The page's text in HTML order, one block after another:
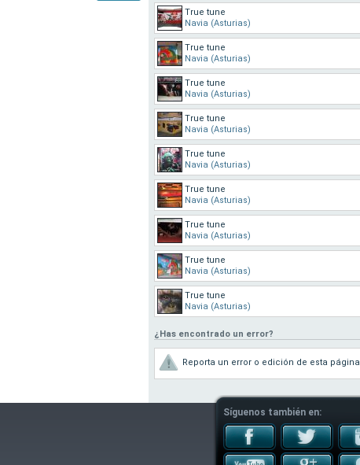
True tune
Navia (Asturias)
True tune
Navia (Asturias)
True tune
Navia (Asturias)
True tune
Navia (Asturias)
True tune
Navia (Asturias)
True tune
Navia (Asturias)
True tune
Navia (Asturias)
True tune
Navia (Asturias)
True tune
Navia (Asturias)
¿Has encontrado un error?
Reporta un error o edición de esta página
Síguenos también en: